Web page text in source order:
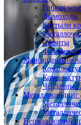
Гибкая
Дымоходы
Костыли
Софиты
Фальцевая
Мансардные
Чердачные
Металлосайдинг
Нержавеющий